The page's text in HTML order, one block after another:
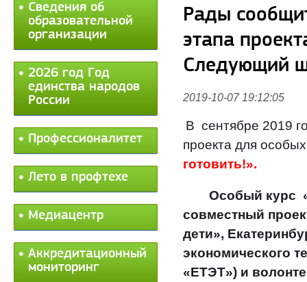
Сведения об
образовательной
организации
2026 год Год
единства народов
России
Профессионалитет
Лето в профтехе
Медиацентр
Аккредитационный
мониторинг
Рады
этапа
Следующий
2019-10-07 19:12:05
В сентябре 2019
проекта для
готовить!».
Особый курс
совместный
дети»,
экономического
«ЕТЭТ») и